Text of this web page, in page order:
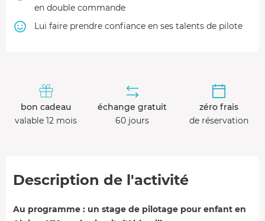
en double commande
Lui faire prendre confiance en ses talents de pilote
bon cadeau
valable 12 mois
échange gratuit
60 jours
zéro frais
de réservation
Description de l'activité
Au programme : un stage de pilotage pour enfant en